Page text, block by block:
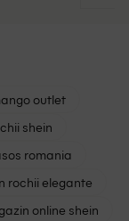
outlet
shein
romania
rochii elegante
online shein